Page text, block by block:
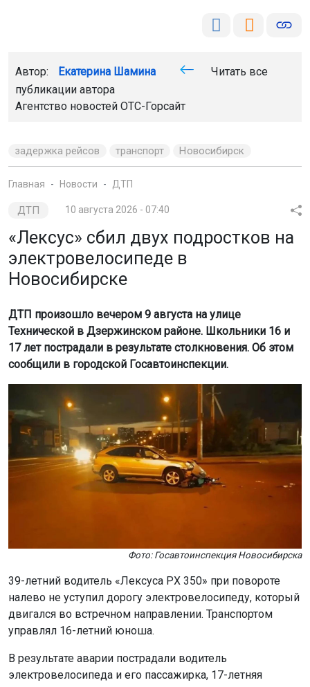
Автор: Екатерина Шамина
Читать все
публикации автора
Агентство новостей ОТС-Горсайт
задержка рейсов транспорт Новосибирск
Главная Новости ДТП
ДТП 10 августа 2026 - 07:40
«Лексус» сбил двух подростков на
электровелосипеде в
Новосибирске
ДТП произошло вечером 9 августа на улице
Технической в Дзержинском районе. Школьники 16 и
17 лет пострадали в результате столкновения. Об этом
сообщили в городской Госавтоинспекции.
Фото: Госавтоинспекция Новосибирска
39-летний водитель «Лексуса РХ 350» при повороте
налево не уступил дорогу электровелосипеду, который
двигался во встречном направлении. Транспортом
управлял 16-летний юноша.
В результате аварии пострадали водитель
электровелосипеда и его пассажирка, 17-летняя